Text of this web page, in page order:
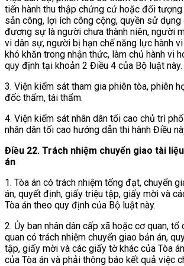
tiến hành thu thập chứng cứ hoặc đối
sản công, lợi ích công cộng, quyền sử
đương sự là người chưa thành niên, người
vi dân sự, người bị hạn chế năng lực hành
khó khăn trong nhận thức, làm chủ hành vi
quy định tại khoản 2 Điều 4 của Bộ luật này.
3. Viện kiểm sát tham gia phiên tòa, phiên
đốc thẩm, tái thẩm.
4. Viện kiểm sát nhân dân tối cao chủ trì
nhân dân tối cao hướng dẫn thi hành Điều
Điều 22. Trách nhiệm chuyển giao tài
án
1. Tòa án có trách nhiệm tống đạt, chuyển
án, quyết định, giấy triệu tập, giấy mời và
Tòa án theo quy định của Bộ luật này.
2. Ủy ban nhân dân cấp xã hoặc cơ quan, tổ
quan có trách nhiệm chuyển giao bản án,
tập, giấy mời và các giấy tờ khác của Tòa
của Tòa án và phải thông báo kết quả việc